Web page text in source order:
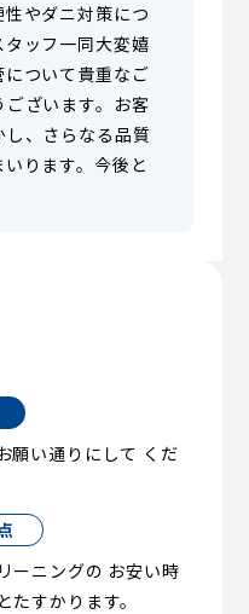
やダニ対策につ
ッフ一同大変嬉
について貴重なご
ざいます。お客
、さらなる品質
ります。今後と
願い通りにして くだ
ーニングの お安い時
すかります。